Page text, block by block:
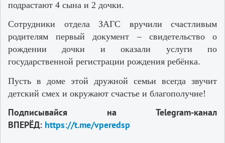
подрастают 4 сына и 2 дочки.
Сотрудники отдела ЗАГС вручили счастливым
родителям первый документ – свидетельство о
рождении дочки и оказали услуги по
государственной регистрации рождения ребёнка.
Пусть в доме этой дружной семьи всегда звучит
детский смех и окружают счастье и благополучие!
Подписывайся на Telegram-канал
ВПЕРЁД: https://t.me/vperedsp